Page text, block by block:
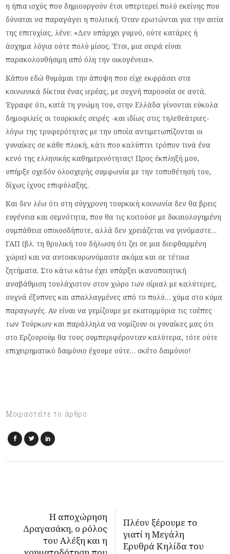
η ήπια ισχύς που δημιουργούν έτσι υπερτερεί πολύ εκείνης που
δύναται να παραγάγει η πολιτική. Όταν ερωτώνται για την αιτία
της επιτυχίας, λένε: «Δεν υπάρχει γυμνό, ούτε κατάρες ή
άσχημα λόγια ούτε πολύ μίσος. Έτσι, μια σειρά είναι
παρακολουθήσιμη από όλη την οικογένεια».
Κάπου εδώ θυμάμαι την άποψη που είχε εκφράσει στα
κοινωνικά δίκτυα ένας ιερέας, με συχνή παρουσία σε αυτά.
Έγραφε ότι, κατά τη γνώμη του, στην Ελλάδα γίνονται εύκολα
δημοφιλείς οι τουρκικές σειρές -και ιδίως στις τηλεθεάτριες-
λόγω της τρυφερότητας με την οποία αντιμετωπίζονται οι
γυναίκες σε κάθε πλοκή, κάτι που καλύπτει τρόπον τινά ένα
κενό της ελληνικής καθημερινότητας! Προς έκπληξή μου,
υπήρξε σχεδόν ολοσχερής συμφωνία με την τοποθέτησή του,
δίχως ίχνος επιφύλαξης.
Και δεν λέω ότι στη σύγχρονη τουρκική κοινωνία δεν θα βρεις
ευγένεια και σεμνότητα, που θα τις κοιτούσε με δικαιολογημένη
συμπάθεια οποιoσδήποτε, αλλά δεν χρειάζεται να γινόμαστε…
ΓΑΠ (βλ. τη θρυλική του δήλωση ότι ζει σε μια διεφθαρμένη
χώρα) και να αυτοακυρωνόμαστε ακόμα και σε τέτοια
ζητήματα. Στο κάτω κάτω έχει υπάρξει ικανοποιητική
αναβάθμιση τουλάχιστον στον χώρο των σίριαλ με καλύτερες,
συχνά έξυπνες και απαλλαγμένες από το πολύ… χύμα στο κύμα
παραγωγές. Αν είναι να γεμίζουμε με εκατομμύρια τις τσέπες
των Τούρκων και παράλληλα να νομίζουν οι γυναίκες μας ότι
στο Ερζουρούμ θα τους συμπεριφέρονταν καλύτερα, τότε ούτε
επιχειρηματικό δαιμόνιο έχουμε ούτε… σκέτο δαιμόνιο!
Μοιραστείτε το άρθρο
Η αποχώρηση
Δραγασάκη, ο ρόλος
του Αλέξη και η
Πλέον ξέρουμε το
γιατί η Μεγάλη
Ερυθρά Κηλίδα του